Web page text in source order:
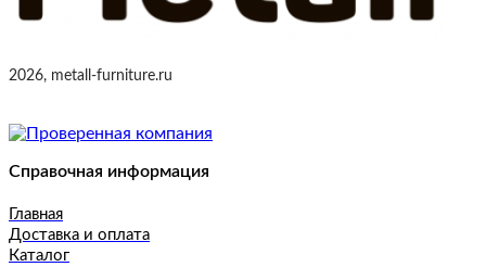
2026, metall-furniture.ru
Справочная информация
Главная
Доставка и оплата
Каталог